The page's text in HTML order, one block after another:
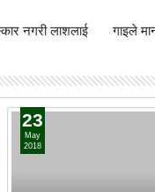
नगरी लाशलाई
गाइले
23
May
2018